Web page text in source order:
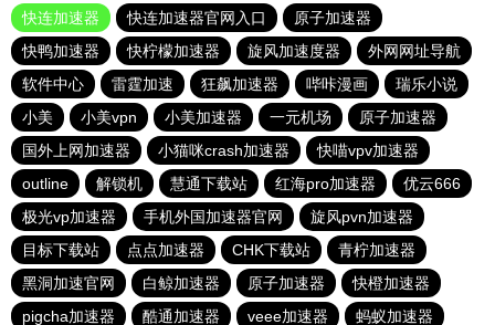
快连加速器
快连加速器官网入口
原子加速器
快鸭加速器
快柠檬加速器 旋风加速度器
外网网址导航
软件中心
雷霆加速 狂飙加速器 哔咔漫画
瑞乐小说
小美
小美vpn 小美加速器 一元机场
原子加速器
国外上网加速器
小猫咪crash加速器
快喵vpv加速器
outline
解锁机 慧通下载站 红海pro加速器
优云666
极光vp加速器
手机外国加速器官网
旋风pvn加速器
目标下载站
点点加速器 CHK下载站
青柠加速器
黑洞加速官网
白鲸加速器 原子加速器
快橙加速器
pigcha加速器
酷通加速器 veee加速器 蚂蚁加速器